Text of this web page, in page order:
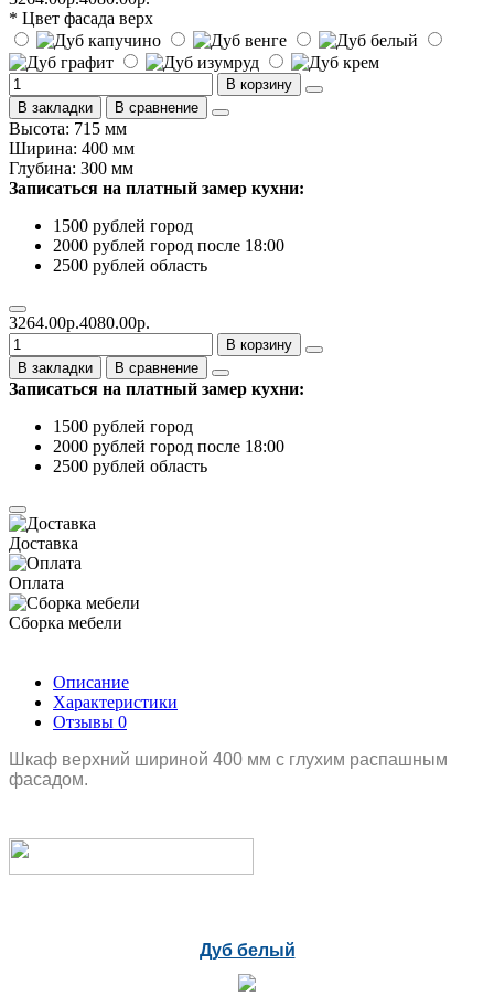
* Цвет фасада верх
В корзину
В закладки
В сравнение
Высота: 715 мм
Ширина: 400 мм
Глубина: 300 мм
Записаться на платный замер кухни:
1500 рублей город
2000 рублей город после 18:00
2500 рублей область
3264.00р.4080.00р.
В корзину
В закладки
В сравнение
Записаться на платный замер кухни:
1500 рублей город
2000 рублей город после 18:00
2500 рублей область
Доставка
Оплата
Сборка мебели
Описание
Характеристики
Отзывы 0
Шкаф верхний шириной 400 мм с глухим распашным
фасадом.
Дуб белый